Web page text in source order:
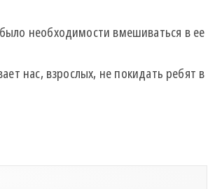
необходимости вмешиваться в ее
нас, взрослых, не покидать ребят в